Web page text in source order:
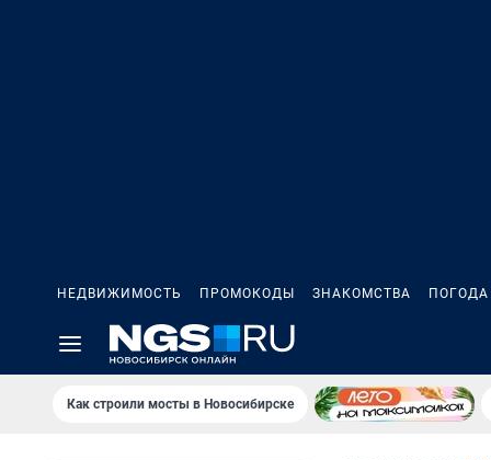
НЕДВИЖИМОСТЬ ПРОМОКОДЫ ЗНАКОМСТВА ПОГОДА
Как строили мосты в Новосибирске